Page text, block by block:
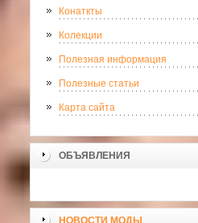
Конаткты
Колекции
Полезная информация
Полезные статьи
Карта сайта
ОБЪЯВЛЕНИЯ
НОВОСТИ МОДЫ